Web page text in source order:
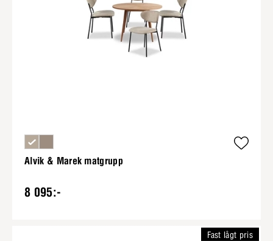
Alvik & Marek matgrupp
8 095:-
Fast lågt pris